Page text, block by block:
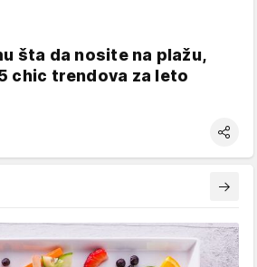
šta da nosite na plažu,
chic trendova za leto